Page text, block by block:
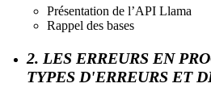
Présentation de l’API Llama
Rappel des bases
2. LES ERREURS EN
TYPES D'ERREURS ET